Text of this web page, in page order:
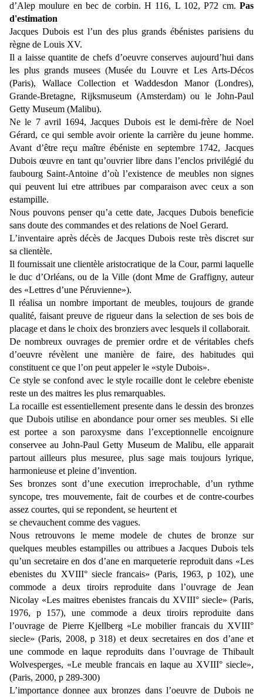
d’Alep moulure en bec de corbin. H 116, L 102, P72 cm. Pas
d'estimation
Jacques Dubois est l’un des plus grands ébénistes parisiens du
règne de Louis XV.
Il a laisse quantite de chefs d’oeuvre conserves aujourd’hui dans
les plus grands musees (Musée du Louvre et Les Arts-Décos
(Paris), Wallace Collection et Waddesdon Manor (Londres),
Grande-Bretagne, Rijksmuseum (Amsterdam) ou le John-Paul
Getty Museum (Malibu).
Ne le 7 avril 1694, Jacques Dubois est le demi-frère de Noel
Gérard, ce qui semble avoir oriente la carrière du jeune homme.
Avant d’être reçu maître ébéniste en septembre 1742, Jacques
Dubois œuvre en tant qu’ouvrier libre dans l’enclos privilégié du
faubourg Saint-Antoine d’où l’existence de meubles non signes
qui peuvent lui etre attribues par comparaison avec ceux a son
estampille.
Nous pouvons penser qu’a cette date, Jacques Dubois beneficie
sans doute des commandes et des relations de Noel Gerard.
L’inventaire après décès de Jacques Dubois reste très discret sur
sa clientèle.
Il fournissait une clientèle aristocratique de la Cour, parmi laquelle
le duc d’Orléans, ou de la Ville (dont Mme de Graffigny, auteur
des «Lettres d’une Péruvienne»).
Il réalisa un nombre important de meubles, toujours de grande
qualité, faisant preuve de rigueur dans la selection de ses bois de
placage et dans le choix des bronziers avec lesquels il collaborait.
De nombreux ouvrages de premier ordre et de véritables chefs
d’oeuvre révèlent une manière de faire, des habitudes qui
constituent ce que l’on peut appeler le «style Dubois».
Ce style se confond avec le style rocaille dont le celebre ebeniste
reste un des maitres les plus remarquables.
La rocaille est essentiellement presente dans le dessin des bronzes
que Dubois utilise en abondance pour orner ses meubles. Si elle
est portee a son paroxysme dans l’exceptionnelle encoignure
conservee au John-Paul Getty Museum de Malibu, elle apparait
partout ailleurs plus mesuree, plus sage mais toujours lyrique,
harmonieuse et pleine d’invention.
Ses bronzes sont d’une execution irreprochable, d’un rythme
syncope, tres mouvemente, fait de courbes et de contre-courbes
assez courtes, qui se repondent, se heurtent et
se chevauchent comme des vagues.
Nous retrouvons le meme modele de chutes de bronze sur
quelques meubles estampilles ou attribues a Jacques Dubois tels
qu’un secretaire en dos d’ane en marqueterie reproduit dans «Les
ebenistes du XVIII° siecle francais» (Paris, 1963, p 102), une
commode a deux tiroirs reproduite dans l’ouvrage de Jean
Nicolay «Les maitres ebenistes francais du XVIII° siecle» (Paris,
1976, p 157), une commode a deux tiroirs reproduite dans
l’ouvrage de Pierre Kjellberg «Le mobilier francais du XVIII°
siecle» (Paris, 2008, p 318) et deux secretaires en dos d’ane et
une commode en laque reproduits dans l’ouvrage de Thibault
Wolvesperges, «Le meuble francais en laque au XVIII° siecle»,
(Paris, 2000, p 289-300)
L’importance donnee aux bronzes dans l’oeuvre de Dubois ne